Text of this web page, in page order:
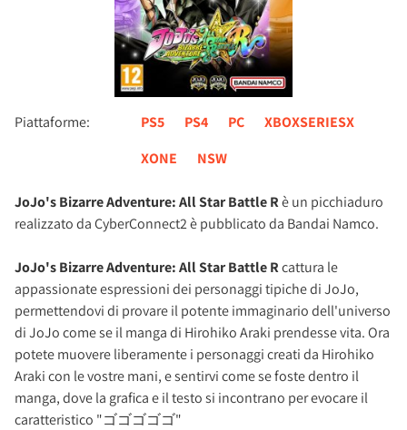
Piattaforme: PS5 PS4 PC
XBOXSERIESX
XONE
NSW
JoJo's Bizarre Adventure: All Star Battle Rè un picchiaduro
realizzato da CyberConnect2 è pubblicato da Bandai Namco.
JoJo's Bizarre Adventure: All Star Battle Rcattura le
appassionate espressioni dei personaggi tipiche di JoJo,
permettendovi di provare il potente immaginario dell'universo
di JoJo come se il manga di Hirohiko Araki prendesse vita. Ora
potete muovere liberamente i personaggi creati da Hirohiko
Araki con le vostre mani, e sentirvi come se foste dentro il
manga, dove la grafica e il testo si incontrano per evocare il
caratteristico "ゴゴゴゴゴ"